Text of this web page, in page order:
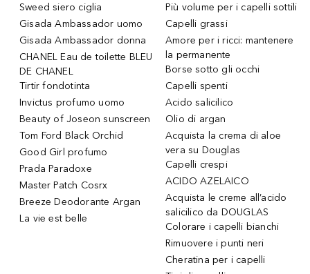
Sweed siero ciglia
Gisada Ambassador uomo
Gisada Ambassador donna
CHANEL Eau de toilette BLEU
DE CHANEL
Tirtir fondotinta
Invictus profumo uomo
Beauty of Joseon sunscreen
Tom Ford Black Orchid
Good Girl profumo
Prada Paradoxe
Master Patch Cosrx
Breeze Deodorante Argan
La vie est belle
Più volume per i capelli sottili
Capelli grassi
Amore per i ricci: mantenere
la permanente
Borse sotto gli occhi
Capelli spenti
Acido salicilico
Olio di argan
Acquista la crema di aloe
vera su Douglas
Capelli crespi
ACIDO AZELAICO
Acquista le creme all’acido
salicilico da DOUGLAS
Colorare i capelli bianchi
Rimuovere i punti neri
Cheratina per i capelli